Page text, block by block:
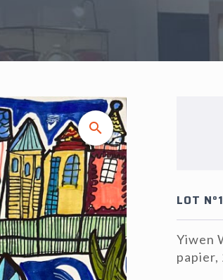
LOT
Yiwen
papier,